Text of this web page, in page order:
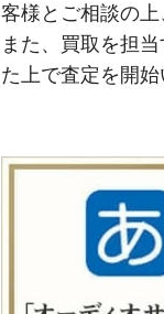
客様とご相談の上
また、買取を担
た上で査定を開